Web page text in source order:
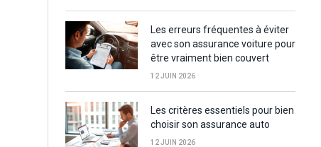
Les erreurs fréquentes à éviter
avec son assurance voiture pour
être vraiment bien couvert
12 JUIN 2026
Les critères essentiels pour bien
choisir son assurance auto
12 JUIN 2026